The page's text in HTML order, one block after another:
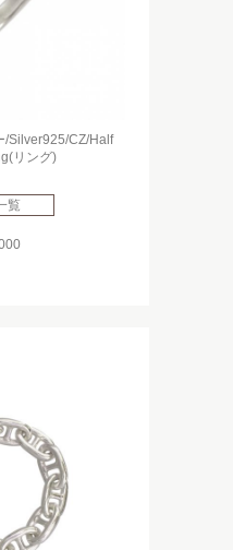
/Silver925/CZ/Half
リング)
覧